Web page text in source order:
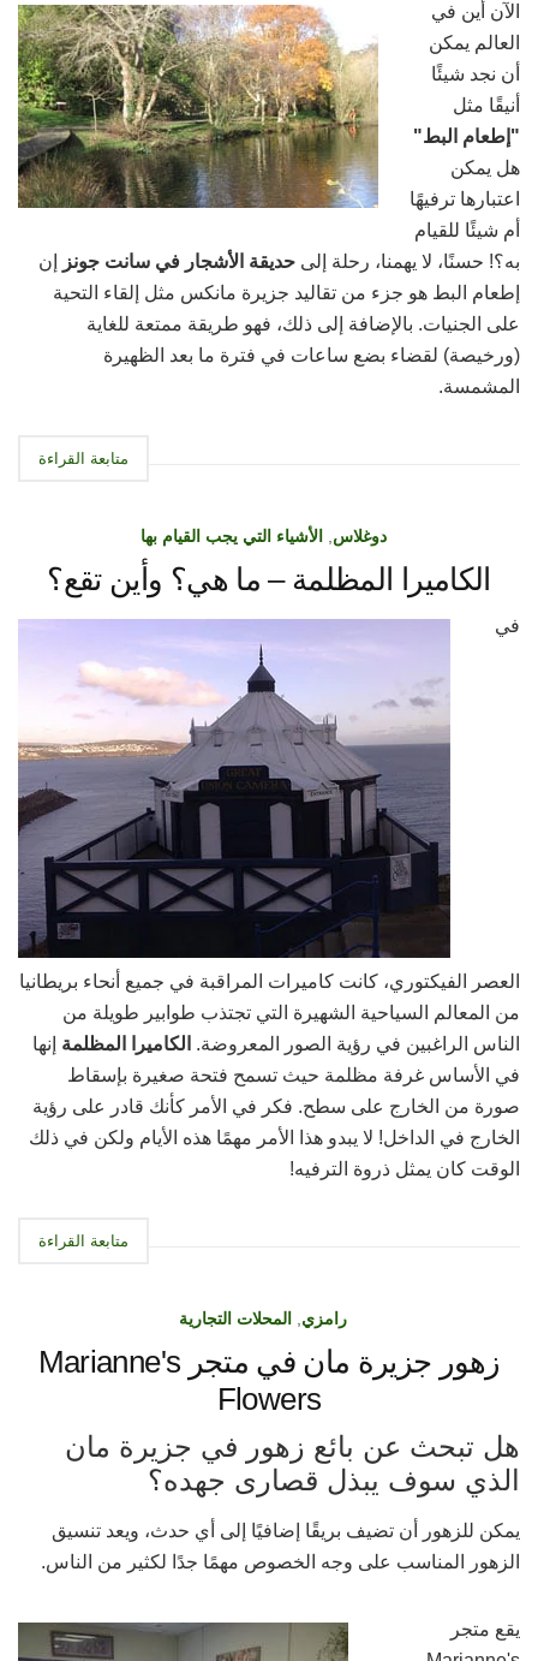
الآن أين في
العالم يمكن
أن نجد شيئًا
أنيقًا مثل
"إطعام البط"
هل يمكن
اعتبارها ترفيهًا
أم شيئًا للقيام
به؟! حسنًا، لا يهمنا، رحلة إلى حديقة الأشجار في سانت جونز
إن
إطعام البط هو جزء من تقاليد جزيرة مانكس مثل إلقاء التحية
على الجنيات. بالإضافة إلى ذلك، فهو طريقة ممتعة للغاية
(ورخيصة) لقضاء بضع ساعات في فترة ما بعد الظهيرة
المشمسة.
متابعة القراءة
دوغلاس الأشياء التي يجب القيام بها
الكاميرا المظلمة – ما هي؟ وأين تقع؟
في
العصر الفيكتوري، كانت كاميرات المراقبة في جميع أنحاء بريطانيا
من المعالم السياحية الشهيرة التي تجتذب طوابير طويلة من
الناس الراغبين في رؤية الصور المعروضة. الكاميرا المظلمة إنها
في الأساس غرفة مظلمة حيث تسمح فتحة صغيرة بإسقاط
صورة من الخارج على سطح. فكر في الأمر كأنك قادر على رؤية
الخارج في الداخل! لا يبدو هذا الأمر مهمًا هذه الأيام ولكن في ذلك
الوقت كان يمثل ذروة الترفيه!
متابعة القراءة
رامزي المحلات التجارية
زهور جزيرة مان في متجر Marianne's
Flowers
هل تبحث عن بائع زهور في جزيرة مان
الذي سوف يبذل قصارى جهده؟
يمكن للزهور أن تضيف بريقًا إضافيًا إلى أي حدث، ويعد تنسيق
الزهور المناسب على وجه الخصوص مهمًا جدًا لكثير من الناس.
يقع متجر